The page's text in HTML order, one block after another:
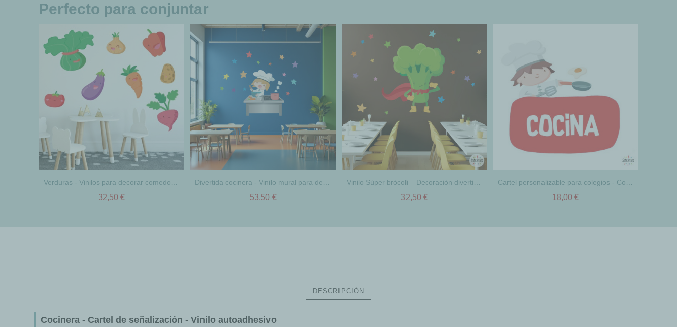
Perfecto para conjuntar
32,50 € 53,50 € 32,50 € 18,00 €
DESCRIPCIÓN
Cocinera - Cartel de señalización - Vinilo autoadhesivo